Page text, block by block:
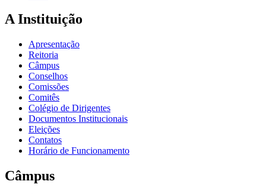
A Instituição
Apresentação
Reitoria
Câmpus
Conselhos
Comissões
Comitês
Colégio de Dirigentes
Documentos Institucionais
Eleições
Contatos
Horário de Funcionamento
Câmpus